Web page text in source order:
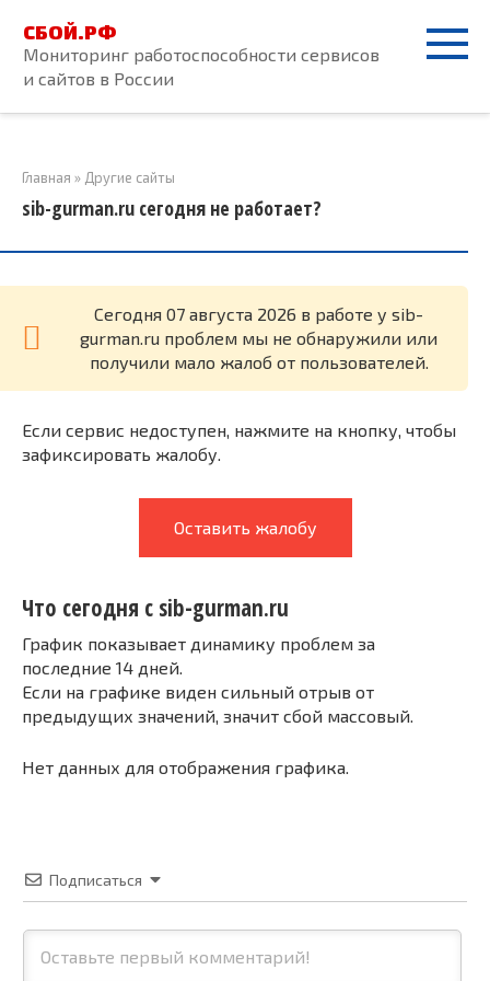
контенту
СБОЙ.РФ
Мониторинг работоспособности сервисов
и сайтов в России
Главная » Другие сайты
sib-gurman.ru сегодня не работает?
Cегодня 07 августа 2026 в работе у sib-
gurman.ru проблем мы не обнаружили или
получили мало жалоб от пользователей.
Если сервис недоступен, нажмите на кнопку, чтобы
зафиксировать жалобу.
Оставить жалобу
Что сегодня с sib-gurman.ru
График показывает динамику проблем за
последние 14 дней.
Если на графике виден сильный отрыв от
предыдущих значений, значит сбой массовый.
Нет данных для отображения графика.
Подписаться